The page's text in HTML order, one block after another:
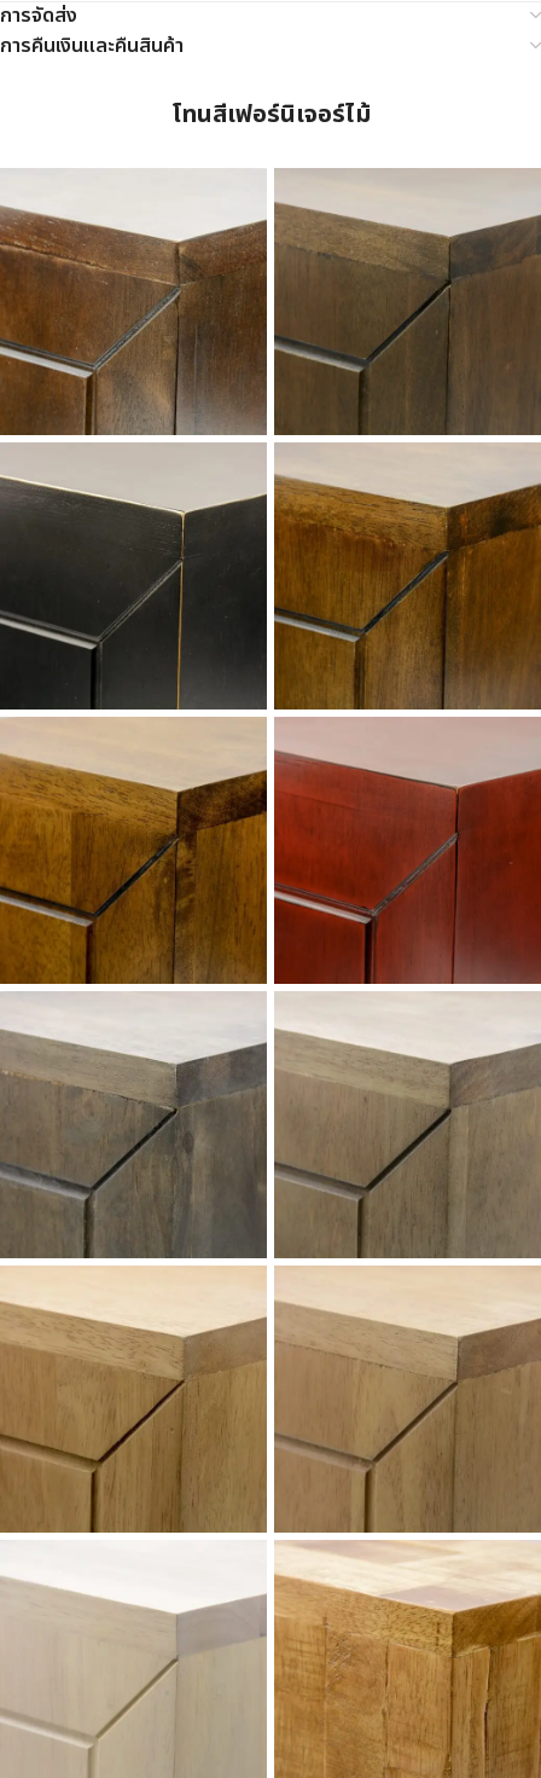
การจัดส่ง
การคืนเงินและคืนสินค้า
โทนสีเฟอร์นิเจอร์ไม้